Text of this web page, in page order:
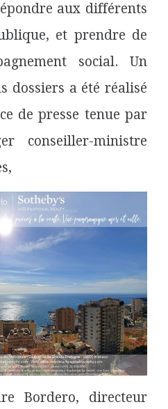
aux différents
et prendre de
social. Un
dossiers a été réalisé
de presse tenue par
conseiller-ministre
Bordero, directeur